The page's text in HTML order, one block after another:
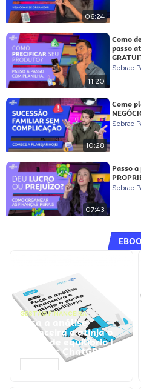
06:24
11:20
Como
passo
Sebrae
10:28
Como
Sebrae
07:43
Passo a
Sebrae
GESTÃO FINANCEIRA
Faça a análise
financeira e atinja o
ponto de equilíbrio |
Prompts ChatGPT